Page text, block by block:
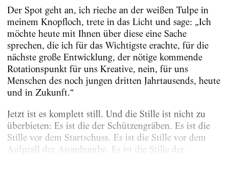
Der Spot geht an, ich rieche an der weißen Tulpe in
meinem Knopfloch, trete in das Licht und sage: „Ich
möchte heute mit Ihnen über diese eine Sache
sprechen, die ich für das Wichtigste erachte, für die
nächste große Entwicklung, der nötige kommende
Rotationspunkt für uns Kreative, nein, für uns
Menschen des noch jungen dritten Jahrtausends, heute
und in Zukunft.“
Jetzt ist es komplett still. Und die Stille ist nicht zu
überbieten: Es ist die der Schützengräben. Es ist die
Stille vor dem Startschuss. Es ist die Stille vor dem
Aufprall der Atombombe. Es ist die Stille der